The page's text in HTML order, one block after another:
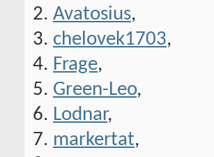
Avatosius,
chelovek1703,
Frage,
Green-Leo,
Lodnar,
markertat,